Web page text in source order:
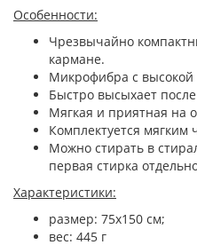
Особенности:
Чрезвычайно
кармане.
Микрофибра с
Быстро высыхает
Мягкая и приятная на
Комплектуется мягким
Можно стирать в
первая стирка
Характеристики:
размер: 75х150 cм;
вес: 445 г